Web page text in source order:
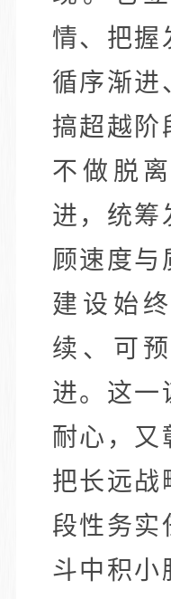
情、把握
循序渐进
搞超越阶
不做脱
进，统筹
顾速度与
建设始
续、可
进。这一
耐心，又
把长远战
段性务实
斗中积小